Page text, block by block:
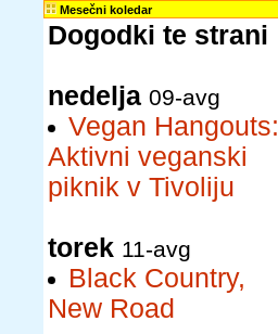
Mesečni koledar
Dogodki te strani
nedelja 09-avg
Vegan Hangouts:
Aktivni veganski
piknik v Tivoliju
torek 11-avg
Black Country,
New Road